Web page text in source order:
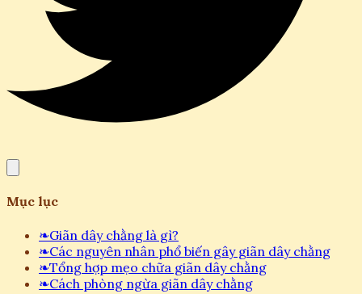
Mục lục
❧Giãn dây chằng là gì?
❧Các nguyên nhân phổ biến gây giãn dây chằng
❧Tổng hợp mẹo chữa giãn dây chằng
❧Cách phòng ngừa giãn dây chằng